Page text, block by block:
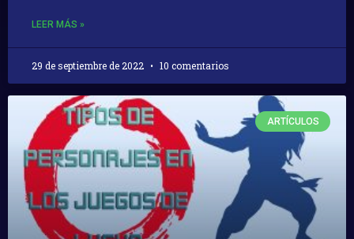
LEER MÁS »
29 de septiembre de 2022 10 comentarios
ARTÍCULOS